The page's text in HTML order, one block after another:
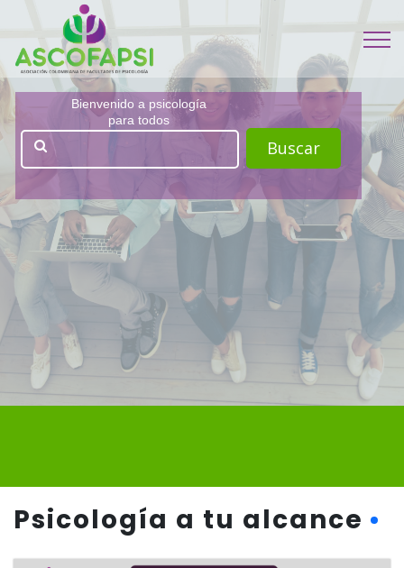
Bienvenido a psicología
para todos
Psicología a tu alcance